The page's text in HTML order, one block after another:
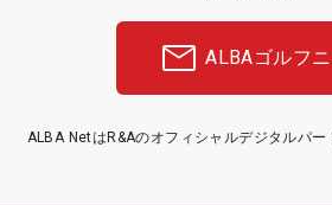
ALBAゴルフ
ALBA NetはR&Aのオフィシャルデジタルパー